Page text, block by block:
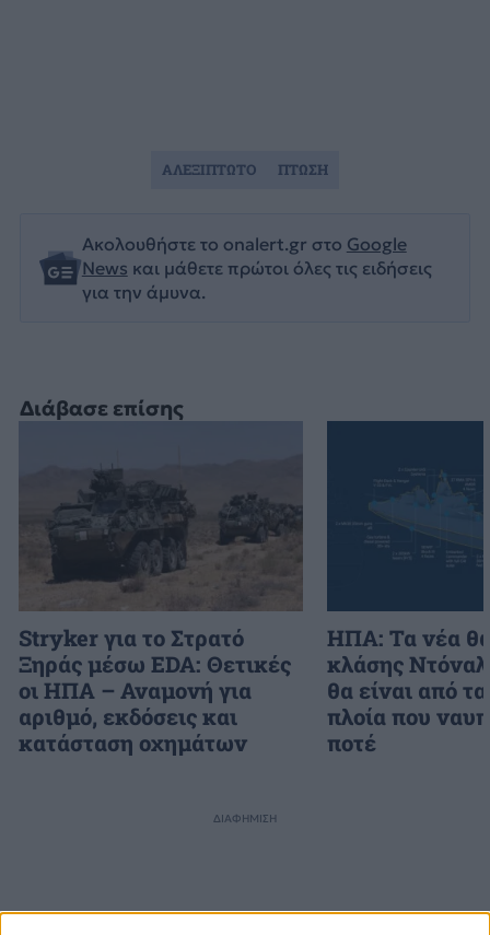
Διάβασε επίσης
Stryker για το Στρατό
Ξηράς μέσω EDA: Θετικές
οι ΗΠΑ – Αναμονή για
αριθμό, εκδόσεις και
κατάσταση οχημάτων
ΗΠΑ: Τα νέα
κλάσης
θα είναι από
πλοία που
ποτέ
Ακολουθήστε το onalert.gr στο Google
News και μάθετε πρώτοι όλες τις ειδήσεις
για την άμυνα.
ΑΛΕΞΙΠΤΩΤΟ ΠΤΩΣΗ
ΔΙΑΦΗΜΙΣΗ